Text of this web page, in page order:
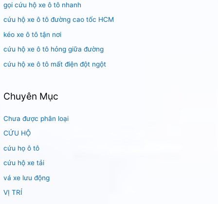
ế
m
:
gọi cứu hộ xe ô tô nhanh
cứu hộ xe ô tô đường cao tốc HCM
kéo xe ô tô tận nơi
cứu hộ xe ô tô hỏng giữa đường
cứu hộ xe ô tô mất điện đột ngột
Chuyên Mục
Chưa được phân loại
CỨU HỘ
cứu họ ô tô
cứu hộ xe tải
vá xe lưu động
VỊ TRÍ